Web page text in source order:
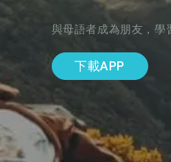
與母語者成為朋友，學
下載APP